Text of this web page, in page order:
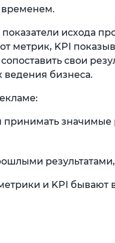
временем.
исхода
метрик, KPI
свои
ведения бизнеса.
значимые
и KPI бывают